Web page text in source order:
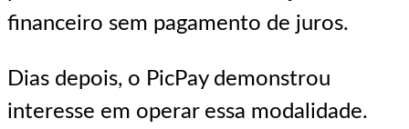
financeiro sem pagamento de juros.
Dias depois, o PicPay demonstrou
interesse em operar essa modalidade.